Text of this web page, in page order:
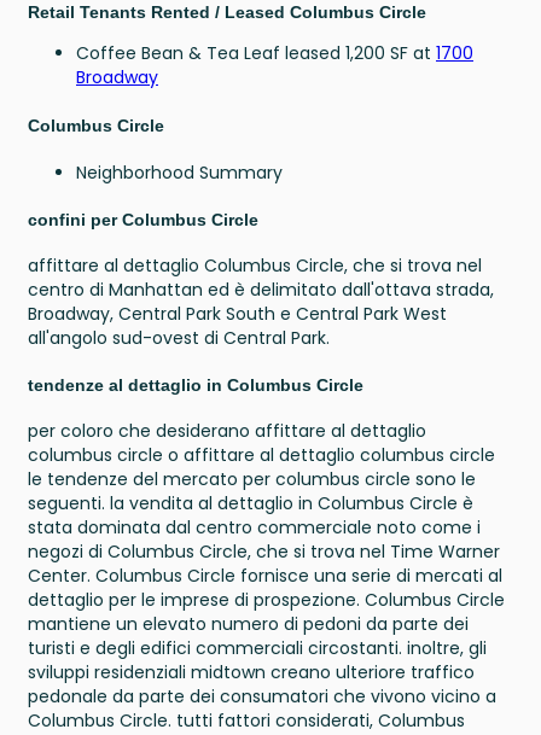
Retail Tenants Rented / Leased Columbus Circle
Coffee Bean & Tea Leaf leased 1,200 SF at 1700
Broadway
Columbus Circle
Neighborhood Summary
confini per Columbus Circle
affittare al dettaglio Columbus Circle, che si trova nel
centro di Manhattan ed è delimitato dall'ottava strada,
Broadway, Central Park South e Central Park West
all'angolo sud-ovest di Central Park.
tendenze al dettaglio in Columbus Circle
per coloro che desiderano affittare al dettaglio
columbus circle o affittare al dettaglio columbus circle
le tendenze del mercato per columbus circle sono le
seguenti. la vendita al dettaglio in Columbus Circle è
stata dominata dal centro commerciale noto come i
negozi di Columbus Circle, che si trova nel Time Warner
Center. Columbus Circle fornisce una serie di mercati al
dettaglio per le imprese di prospezione. Columbus Circle
mantiene un elevato numero di pedoni da parte dei
turisti e degli edifici commerciali circostanti. inoltre, gli
sviluppi residenziali midtown creano ulteriore traffico
pedonale da parte dei consumatori che vivono vicino a
Columbus Circle. tutti fattori considerati, Columbus